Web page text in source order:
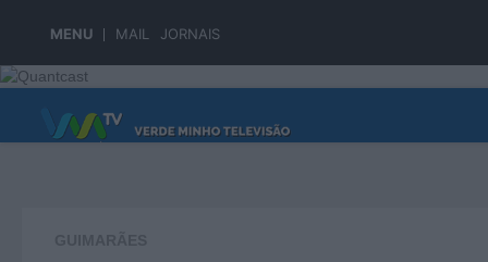
MENU MAIL JORNAIS
Skip to content